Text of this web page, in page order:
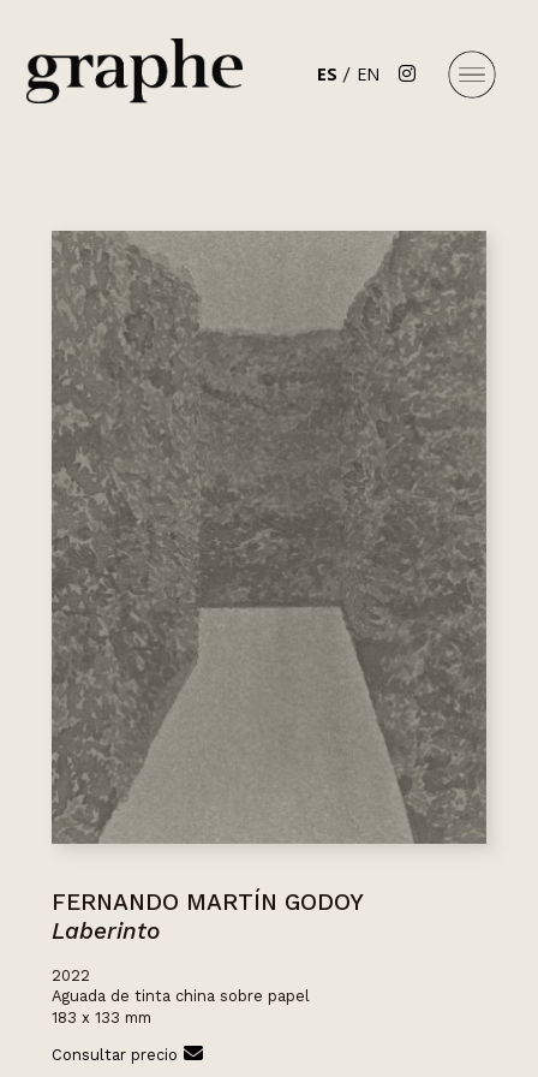
ES EN
FERNANDO MARTÍN GODOY
Laberinto
2022
Aguada de tinta china sobre papel
183 x 133 mm
Consultar precio